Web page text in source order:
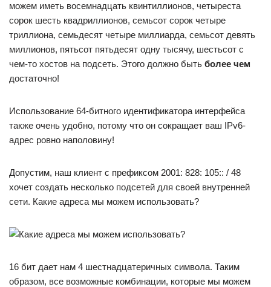
можем иметь восемнадцать квинтиллионов, четыреста
сорок шесть квадриллионов, семьсот сорок четыре
триллиона, семьдесят четыре миллиарда, семьсот девять
миллионов, пятьсот пятьдесят одну тысячу, шестьсот с
чем-то хостов на подсеть. Этого должно быть более чем
достаточно!
Использование 64-битного идентификатора интерфейса
также очень удобно, потому что он сокращает ваш IPv6-
адрес ровно наполовину!
Допустим, наш клиент с префиксом 2001: 828: 105:: / 48
хочет создать несколько подсетей для своей внутренней
сети. Какие адреса мы можем использовать?
16 бит дает нам 4 шестнадцатеричных символа. Таким
образом, все возможные комбинации, которые мы можем